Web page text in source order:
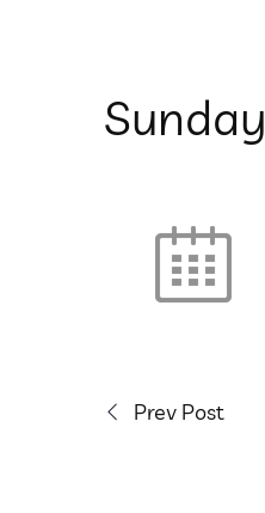
Sunday
Prev Post